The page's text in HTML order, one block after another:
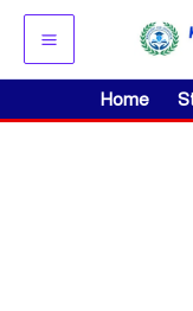
Skip
content
Home